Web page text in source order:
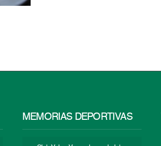
MEMORIAS DEPORTIVAS